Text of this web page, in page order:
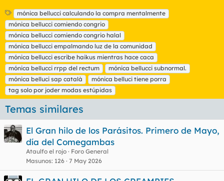
E
t
i
q
u
e
t
a
s
mónica bellucci calculando la compra mentalmente
mónica bellucci comiendo congrio
mónica bellucci comiendo congrio halal
mónica bellucci empalmando luz de la comunidad
mónica bellucci escribe haikus mientras hace caca
mónica bellucci rrpp del rectum
mónica bellucci subnormal.
mónica belluci sap català
mónica belluci tiene porra
tag solo por joder modas estúpidas
Temas similares
El Gran hilo de los Parásitos. Primero de Mayo,
día del Comegambas
Ataulfo el rojo
Foro General
Masunos 126 7 May 2026